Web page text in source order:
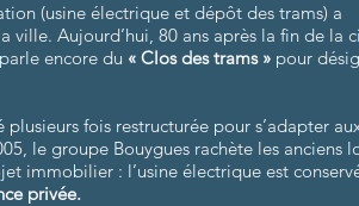
(usine électrique et dépôt des trams) a
ville. Aujourd’hui, 80 ans après la fin de la
encore du « Clos des trams » pour
plusieurs fois restructurée pour s’adapter
le groupe Bouygues rachète les anciens
immobilier : l’usine électrique est
privée.